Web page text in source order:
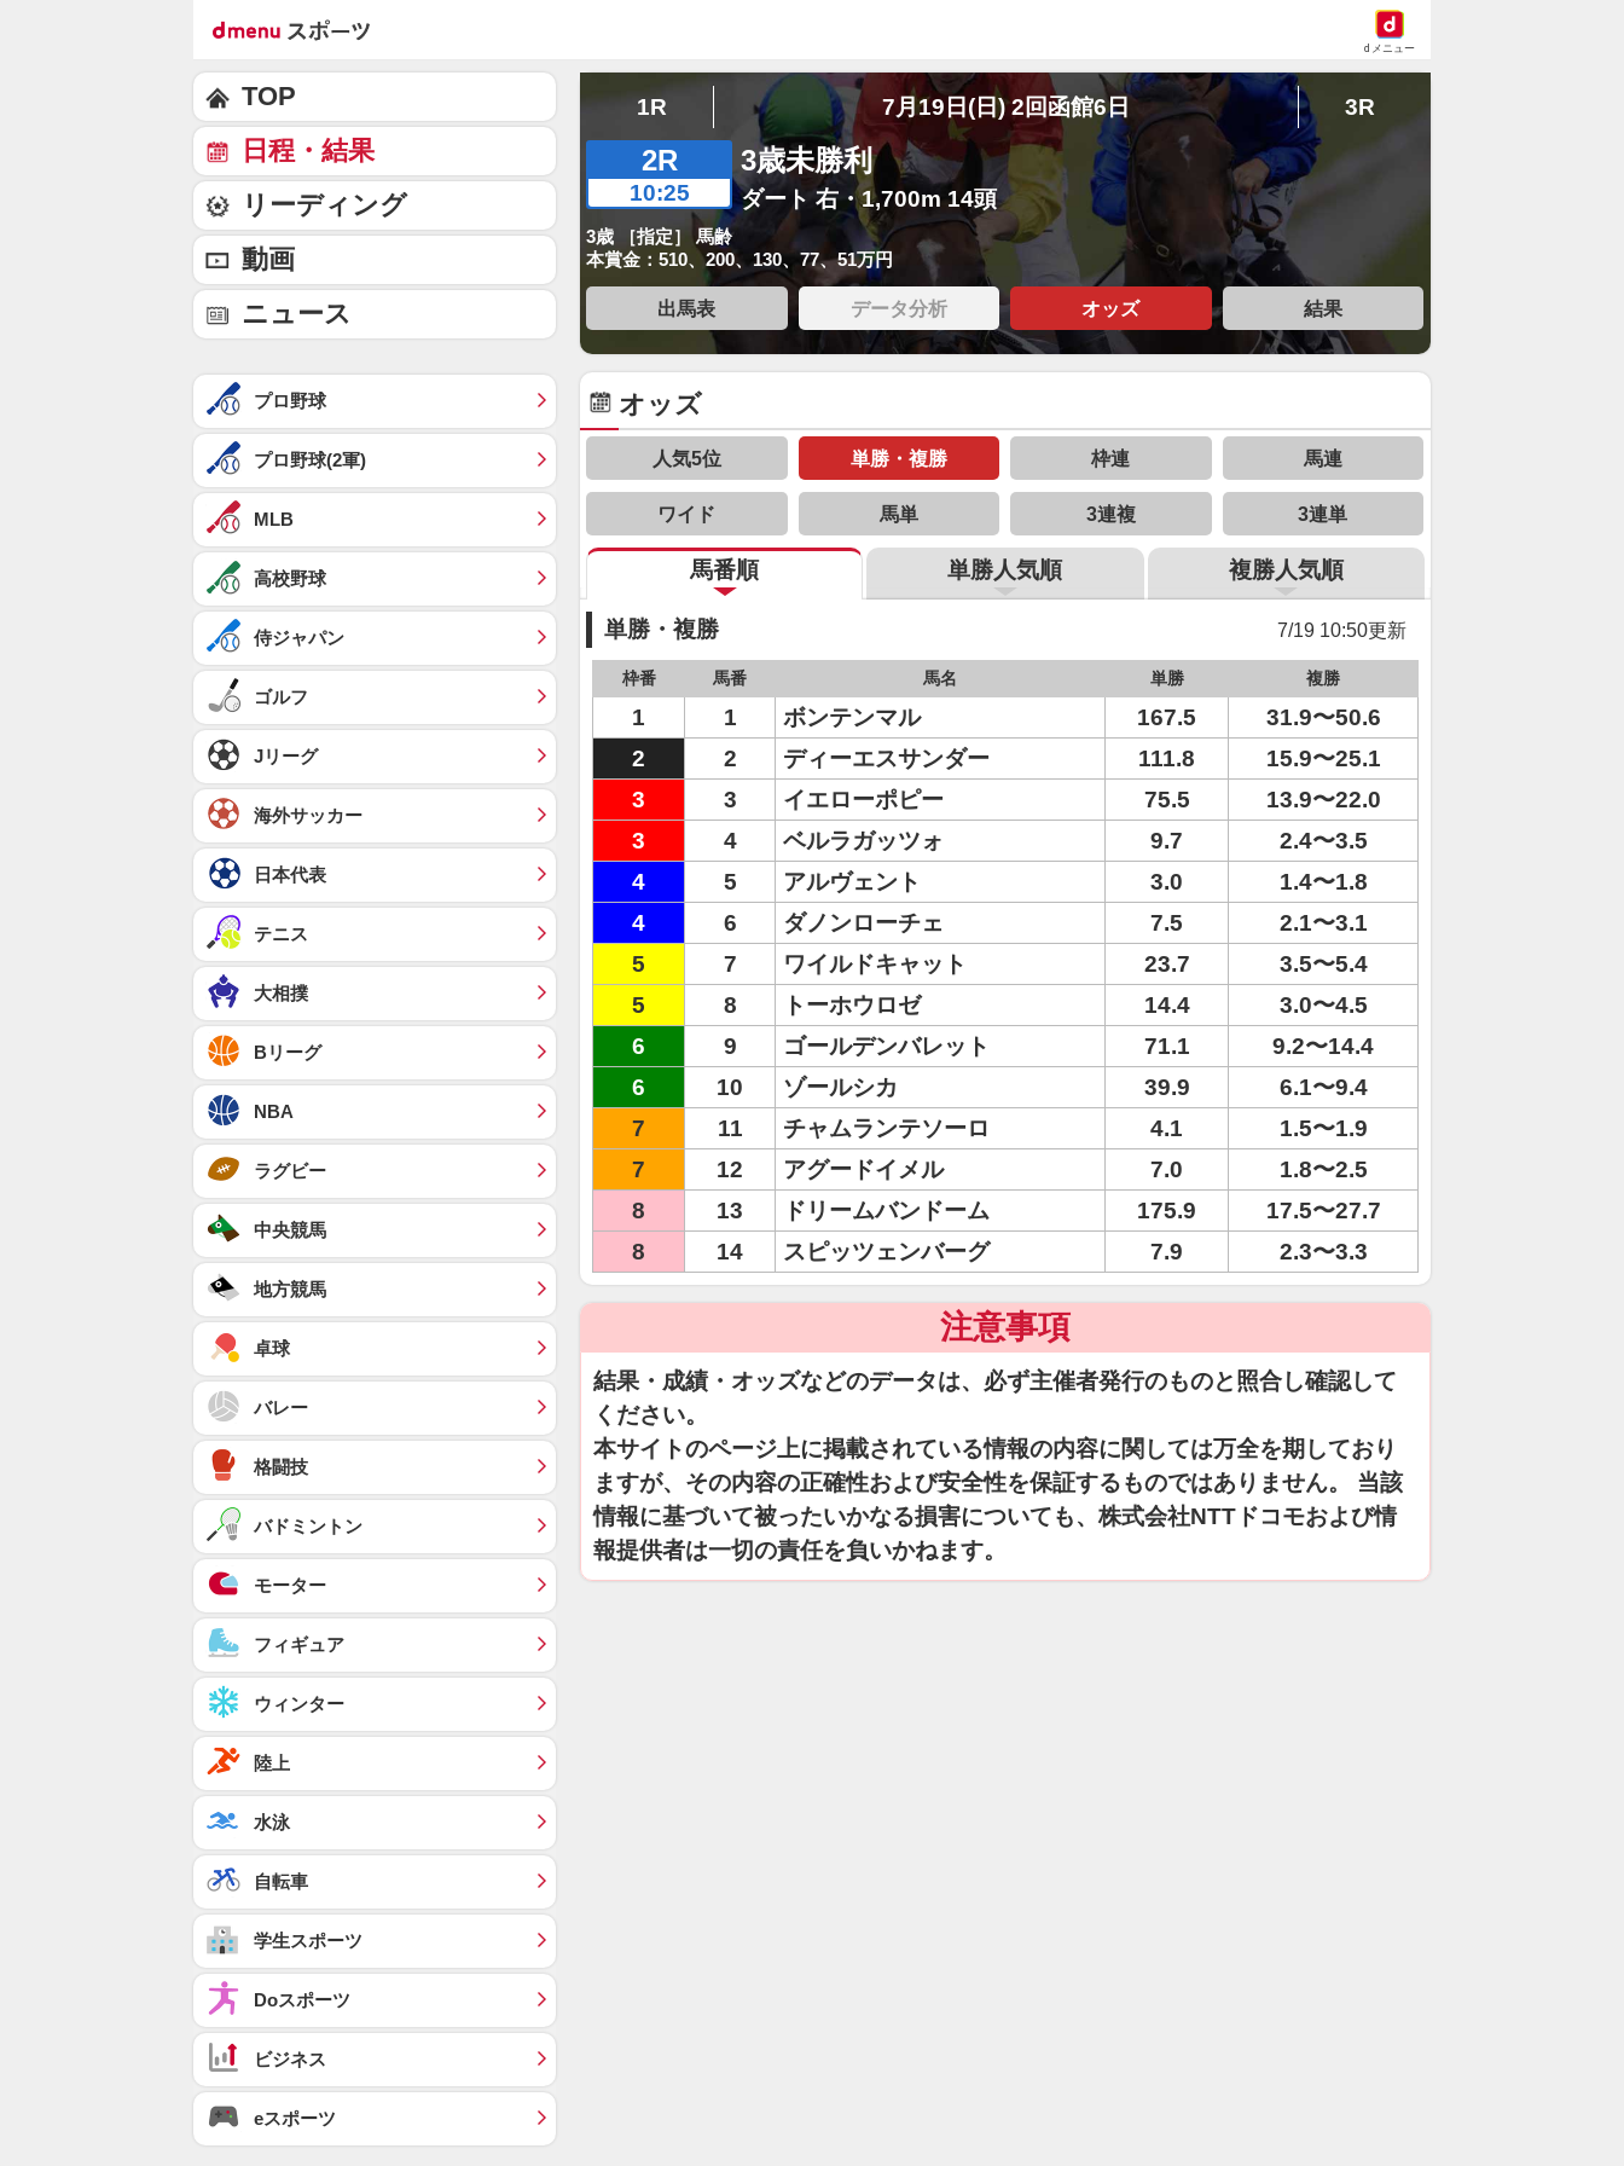
dメニュー
1R 7月19日(日) 2回函館6日 3R
2R
10:25
3歳未勝利
ダート 右・1,700m 14頭
3歳 ［指定］ 馬齢
本賞金：510、200、130、77、51万円
出馬表 データ分析 オッズ 結果
オッズ
人気5位 単勝・複勝 枠連 馬連
ワイド 馬単 3連複 3連単
馬番順 単勝人気順 複勝人気順
単勝・複勝 7/19 10:50更新
枠番 馬番 馬名 単勝 複勝
1 1 ボンテンマル 167.5
31.9〜50.6
2
2 ディーエスサンダー 111.8
15.9〜25.1
3
3 イエローポピー 75.5
13.9〜22.0
3
4 ベルラガッツォ 9.7
2.4〜3.5
4
5 アルヴェント 3.0
1.4〜1.8
4
6 ダノンローチェ 7.5
2.1〜3.1
5
7 ワイルドキャット 23.7
3.5〜5.4
5
8 トーホウロゼ 14.4
3.0〜4.5
6
9 ゴールデンバレット 71.1
9.2〜14.4
6
10 ゾールシカ 39.9
6.1〜9.4
7
11 チャムランテソーロ 4.1
1.5〜1.9
7
12 アグードイメル 7.0
1.8〜2.5
8
13 ドリームバンドーム 175.9
17.5〜27.7
8
14 スピッツェンバーグ 7.9 2.3〜3.3
注意事項
結果・成績・オッズなどのデータは、必ず主催者発行のものと照合し確認して
ください。
本サイトのページ上に掲載されている情報の内容に関しては万全を期しており
ますが、その内容の正確性および安全性を保証するものではありません。 当該
情報に基づいて被ったいかなる損害についても、株式会社NTTドコモおよび情
報提供者は一切の責任を負いかねます。
TOP
日程・結果
リーディング
動画
ニュース
プロ野球
プロ野球(2軍)
MLB
高校野球
侍ジャパン
ゴルフ
Jリーグ
海外サッカー
日本代表
テニス
大相撲
Bリーグ
NBA
ラグビー
中央競馬
地方競馬
卓球
バレー
格闘技
バドミントン
モーター
フィギュア
ウィンター
陸上
水泳
自転車
学生スポーツ
Doスポーツ
ビジネス
eスポーツ